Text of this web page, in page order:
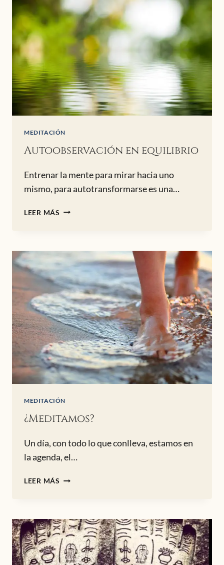
MEDITACIÓN
Autoobservación en equilibrio
Entrenar la mente para mirar hacia uno
mismo, para autotransformarse es una…
LEER MÁS AUTOOBSERVACIÓN
MEDITACIÓN
¿Meditamos?
Un día, con todo lo que conlleva, estamos en
la agenda, el…
LEER MÁS ¿MEDITAMOS?